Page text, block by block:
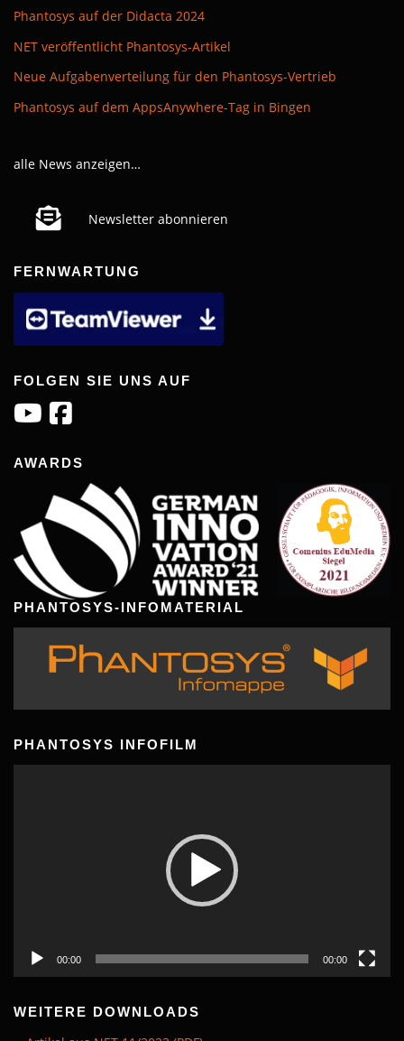
Phantosys auf der Didacta 2024
NET veröffentlicht Phantosys-Artikel
Neue Aufgabenverteilung für den Phantosys-Vertrieb
Phantosys auf dem AppsAnywhere-Tag in Bingen​
alle News anzeigen…
Newsletter abonnieren
FERNWARTUNG
FOLGEN SIE UNS AUF
AWARDS
PHANTOSYS-INFOMATERIAL
PHANTOSYS INFOFILM
00:00 00:00
WEITERE DOWNLOADS